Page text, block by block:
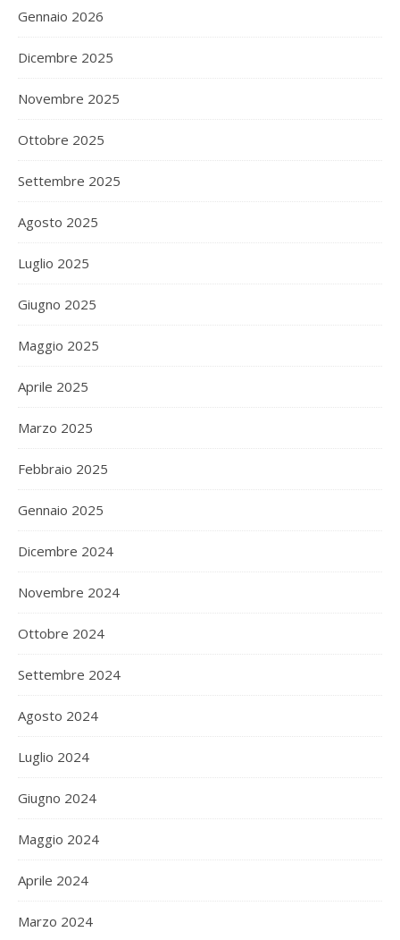
Gennaio 2026
Dicembre 2025
Novembre 2025
Ottobre 2025
Settembre 2025
Agosto 2025
Luglio 2025
Giugno 2025
Maggio 2025
Aprile 2025
Marzo 2025
Febbraio 2025
Gennaio 2025
Dicembre 2024
Novembre 2024
Ottobre 2024
Settembre 2024
Agosto 2024
Luglio 2024
Giugno 2024
Maggio 2024
Aprile 2024
Marzo 2024